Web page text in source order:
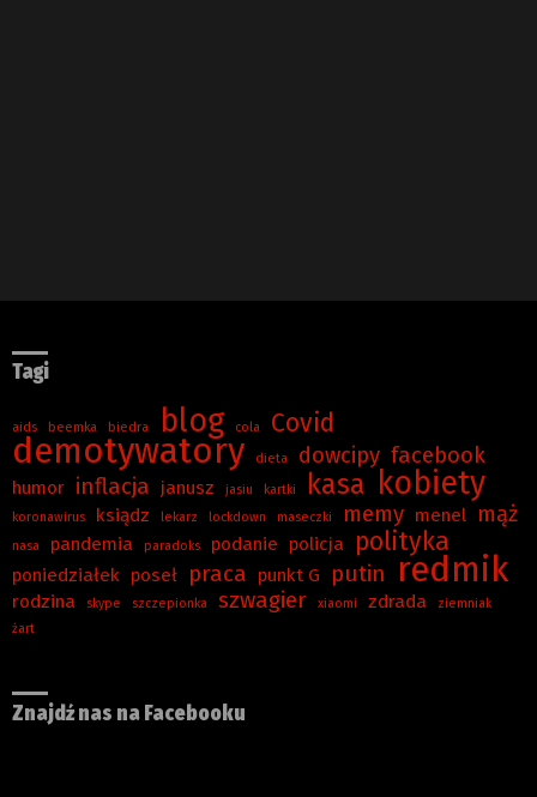
Tagi
aids beemka biedra blog cola Covid
demotywatory dieta dowcipy facebook
humor inflacja janusz jasiu kartki kasa kobiety
koronawirus ksiądz lekarz lockdown maseczki memy menel mąż
nasa pandemia paradoks podanie policja polityka
poniedziałek poseł praca punkt G putin redmik
rodzina skype szczepionka szwagier xiaomi zdrada
ziemniak
żart
Znajdź nas na Facebooku